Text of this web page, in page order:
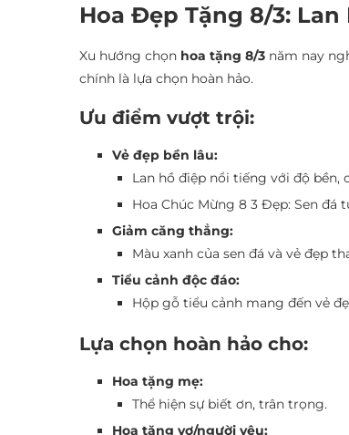
Hoa Đẹp Tặng 8/3:
Xu hướng chọn hoa tặng 8/3 năm nay
chính là lựa chọn hoàn hảo.
Ưu điểm vượt trội:
Vẻ đẹp bền lâu:
Lan hồ điệp nổi tiếng với độ bền,
Hoa Chúc Mừng 8 3 Đẹp: Sen
Giảm căng thẳng:
Màu xanh của sen đá và vẻ đẹp
Tiểu cảnh độc đáo:
Hộp gỗ tiểu cảnh mang đến vẻ
Lựa chọn hoàn hảo cho:
Hoa tặng mẹ:
Thể hiện sự biết ơn, trân trọng.
Hoa tặng vợ/người yêu: